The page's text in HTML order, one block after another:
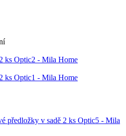
ks Optic2 - Mila Home
ks Optic1 - Mila Home
předložky v sadě 2 ks Optic5 - Mila